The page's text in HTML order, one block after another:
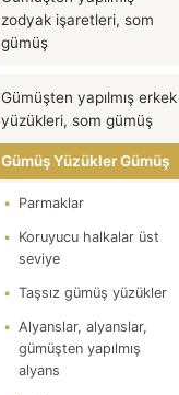
zodyak işaretleri, som
gümüş
Gümüşten yapılmış erkek
yüzükleri, som gümüş
Gümüş Yüzükler Gümüş
Parmaklar
Koruyucu halkalar üst
seviye
Taşsız gümüş yüzükler
Alyanslar, alyanslar,
gümüşten yapılmış
alyans